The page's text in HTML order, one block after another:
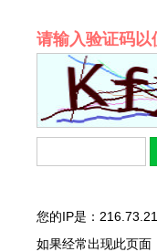
请输入验证码以
您的IP是：
如果经常出现此页面